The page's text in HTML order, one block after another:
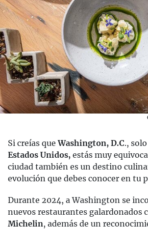
Si creías queWashington, D.C.,
Estados Unidos, estás muy
ciudad también es un destino
evolución que debes conocer en tu
Durante 2024, a Washington se
nuevos restaurantes galardonados
Michelin, además de un